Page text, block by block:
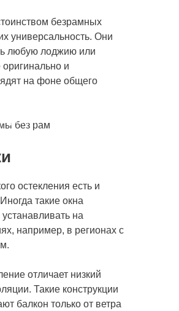
безрамных
универсальность. Они
любую лоджию или
и
на фоне общего
остекления есть и
такие окна
на
например, в регионах с
отличает низкий
Такие конструкции
балкон только от ветра